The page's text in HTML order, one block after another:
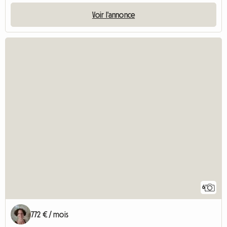
Voir l'annonce
6
772 € / mois